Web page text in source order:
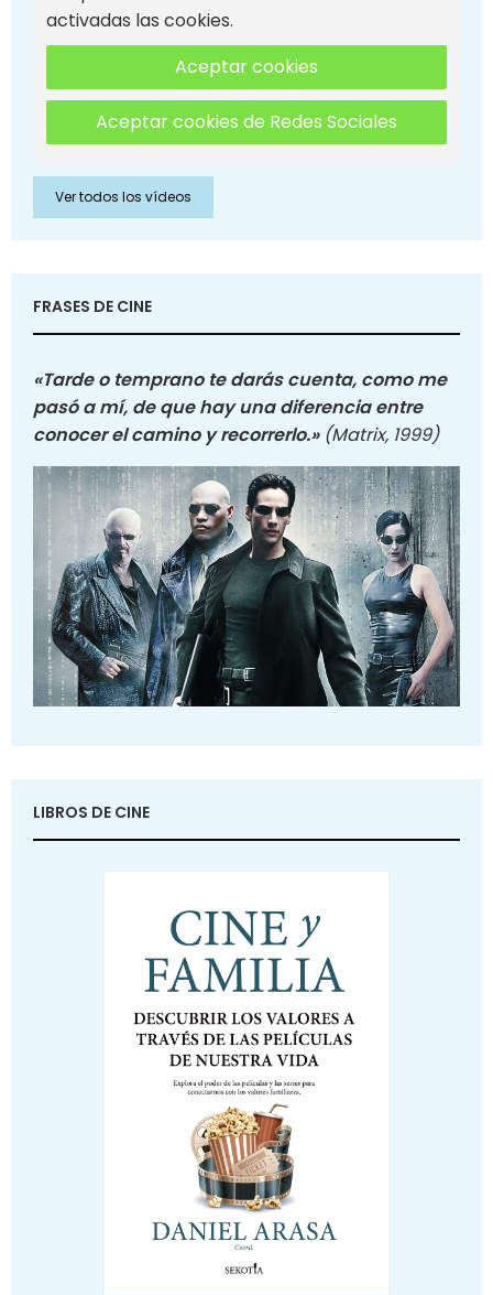
activadas las cookies.
Aceptar cookies
Aceptar cookies de Redes Sociales
Ver todos los vídeos
FRASES DE CINE
«Tarde o temprano te darás cuenta, como me
pasó a mí, de que hay una diferencia entre
conocer el camino y recorrerlo.» (Matrix, 1999)
LIBROS DE CINE